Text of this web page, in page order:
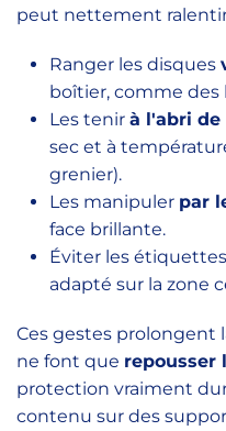
peut nettement
Ranger les disques
boîtier, comme des
Les tenir à l'abri
sec et à
grenier).
Les manipuler par
face brillante.
Éviter les
adapté sur la zone
Ces gestes prolongent
ne font que repousser
protection vraiment
contenu sur des